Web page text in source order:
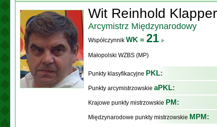
Wit Reinhold Klapper
Arcymistrz Międzynarodowy
Współczynnik WK = 21
Małopolski WZBS (MP)
Punkty klasyfikacyjne PKL:
Punkty arcymistrzowskie aPKL:
Krajowe punkty mistrzowskie PM:
Międzynarodowe punkty mistrzowskie MPM: